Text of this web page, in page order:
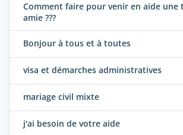
Comment faire pour venir en aide une
amie ???
Bonjour à tous et à toutes
visa et démarches administratives
mariage civil mixte
j'ai besoin de votre aide